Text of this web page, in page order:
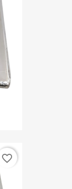
favorite_border